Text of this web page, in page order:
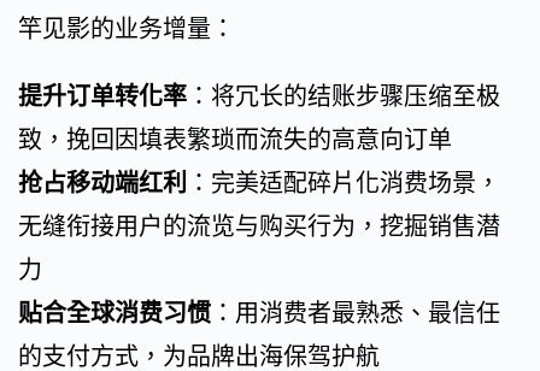
竿见影的业务增量：
提升订单转化率 ：将冗长的结账步骤压缩至极
致，挽回因填表繁琐而流失的高意向订单
抢占移动端红利 ：完美适配碎片化消费场景，
无缝衔接用户的流览与购买行为，挖掘销售潜
力
贴合全球消费习惯 ：用消费者最熟悉、最信任
的支付方式，为品牌出海保驾护航